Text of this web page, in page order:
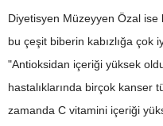
Diyetisyen Müzeyyen Özal ise
bu çeşit biberin kabızlığa çok
"Antioksidan içeriği yüksek
hastalıklarında birçok kanser
zamanda C vitamini içeriği